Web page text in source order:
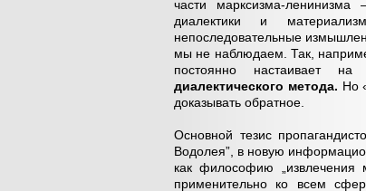
части марксизма-ленинизма
диалектики и
непоследовательные
мы не наблюдаем. Так,
постоянно настаивает на
диалектического метода. Но
доказывать обратное.
Основной тезис
Водолея”, в новую
как философию „извлечения
применительно ко всем